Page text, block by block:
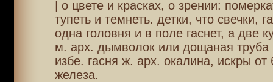
| о цвете и красках, о зрении:
тупеть и темнеть. детки, что свечки,
одна головня и в поле гаснет, а две
м. арх. дымволок или дощаная труба
избе. гасня ж. арх. окалина, искры от
железа.